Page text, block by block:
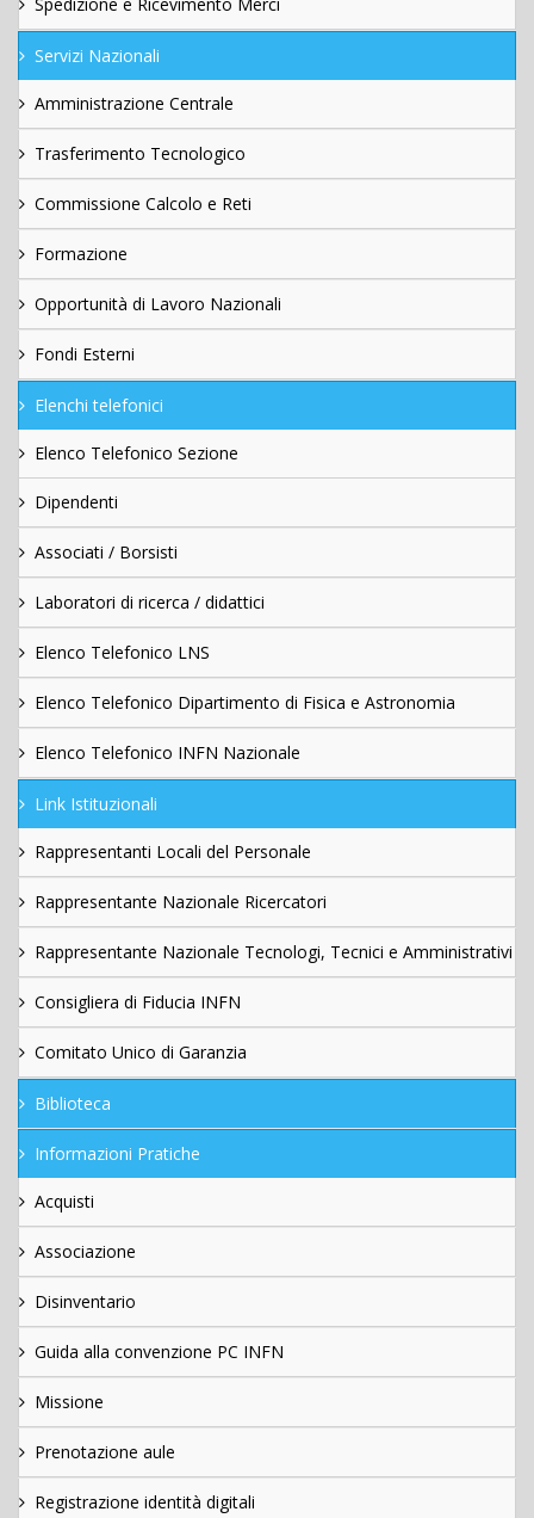
Servizi Nazionali
Amministrazione Centrale
Trasferimento Tecnologico
Commissione Calcolo e Reti
Formazione
Opportunità di Lavoro Nazionali
Fondi Esterni
Elenchi telefonici
Elenco Telefonico Sezione
Dipendenti
Associati / Borsisti
Laboratori di ricerca / didattici
Elenco Telefonico LNS
Elenco Telefonico Dipartimento di Fisica e Astronomia
Elenco Telefonico INFN Nazionale
Link Istituzionali
Rappresentanti Locali del Personale
Rappresentante Nazionale Ricercatori
Rappresentante Nazionale Tecnologi, Tecnici e Amministrativi
Consigliera di Fiducia INFN
Comitato Unico di Garanzia
Biblioteca
Informazioni Pratiche
Acquisti
Associazione
Disinventario
Guida alla convenzione PC INFN
Missione
Prenotazione aule
Registrazione identità digitali